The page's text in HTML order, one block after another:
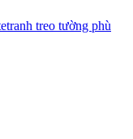
tranh treo tường phù